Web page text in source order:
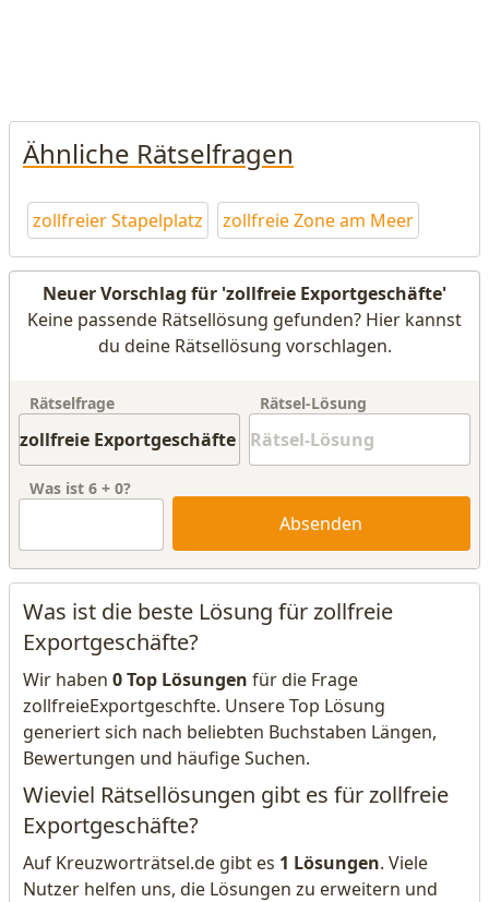
Ähnliche Rätselfragen
zollfreier Stapelplatz zollfreie Zone am Meer
Neuer Vorschlag für 'zollfreie Exportgeschäfte'
Keine passende Rätsellösung gefunden? Hier kannst
du deine Rätsellösung vorschlagen.
Rätselfrage Rätsel-Lösung
Was ist 6 + 0?
Absenden
Was ist die beste Lösung für zollfreie
Exportgeschäfte?
Wir haben 0 Top Lösungen für die Frage
zollfreieExportgeschfte. Unsere Top Lösung
generiert sich nach beliebten Buchstaben Längen,
Bewertungen und häufige Suchen.
Wieviel Rätsellösungen gibt es für zollfreie
Exportgeschäfte?
Auf Kreuzworträtsel.de gibt es 1 Lösungen. Viele
Nutzer helfen uns, die Lösungen zu erweitern und